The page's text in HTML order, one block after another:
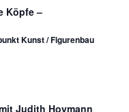
Köpfe –
Kunst / Figurenbau
Judith Hoymann